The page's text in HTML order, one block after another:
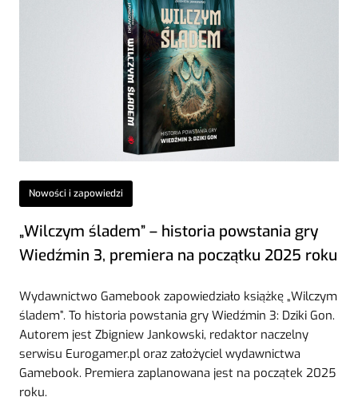
Nowości i zapowiedzi
„Wilczym śladem” – historia powstania gry
Wiedźmin 3, premiera na początku 2025 roku
Wydawnictwo Gamebook zapowiedziało książkę „Wilczym
śladem”. To historia powstania gry Wiedźmin 3: Dziki Gon.
Autorem jest Zbigniew Jankowski, redaktor naczelny
serwisu Eurogamer.pl oraz założyciel wydawnictwa
Gamebook. Premiera zaplanowana jest na początek 2025
roku.